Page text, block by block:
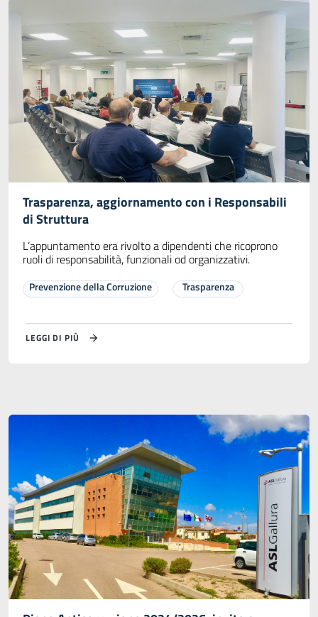
Trasparenza, aggiornamento con i Responsabili
di Struttura
L’appuntamento era rivolto a dipendenti che ricoprono
ruoli di responsabilità, funzionali od organizzativi.
Prevenzione della Corruzione Trasparenza
LEGGI DI PIÙ